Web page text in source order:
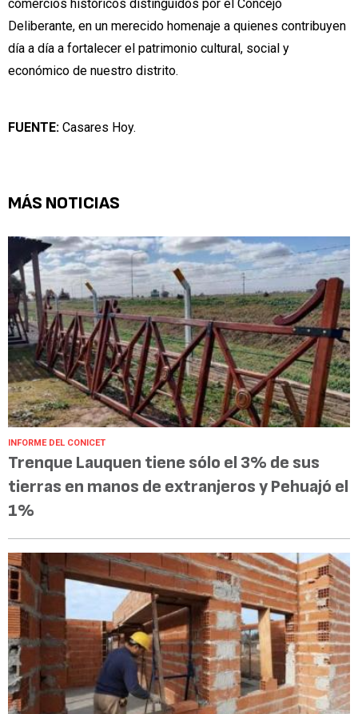
comercios históricos distinguidos por el Concejo
Deliberante, en un merecido homenaje a quienes contribuyen
día a día a fortalecer el patrimonio cultural, social y
económico de nuestro distrito.
FUENTE: Casares Hoy.
MÁS NOTICIAS
INFORME DEL CONICET
Trenque Lauquen tiene sólo el 3% de sus
tierras en manos de extranjeros y Pehuajó el
1%